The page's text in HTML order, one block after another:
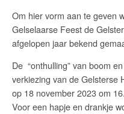
Om hier vorm aan te geven
Gelselaarse Feest de
afgelopen jaar bekend
De “onthulling” van boom
verkiezing van de Gelsterse
op 18 november 2023 om
Voor een hapje en drankje